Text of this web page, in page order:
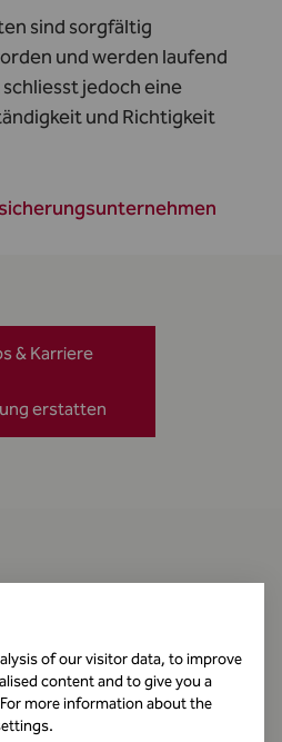
sind sorgfältig
und werden laufend
jedoch eine
und Richtigkeit
& Karriere
erstatten
of our visitor data, to improve
content and to give you a
more information about the